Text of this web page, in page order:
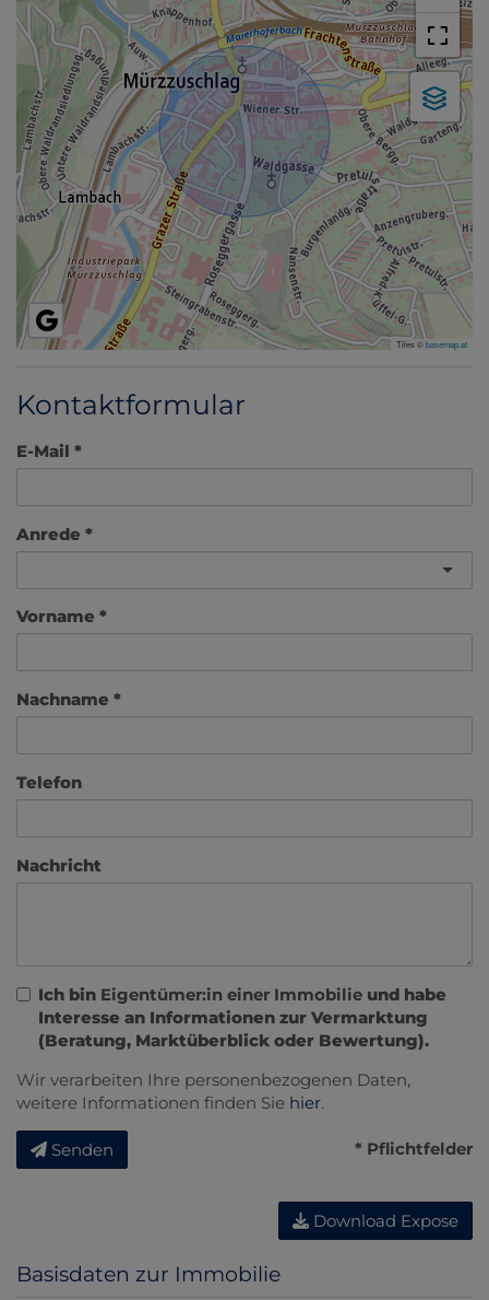
Tiles ©basemap.at
Kontaktformular
E-Mail
Anrede
Vorname
Nachname
Telefon
Nachricht
Ich bin Eigentümer:in einer Immobilie und habe
Interesse an Informationen zur Vermarktung
(Beratung, Marktüberblick oder Bewertung).
Wir verarbeiten Ihre personenbezogenen Daten,
weitere Informationen finden Sie hier.
Senden * Pflichtfelder
Download Expose
Basisdaten zur Immobilie